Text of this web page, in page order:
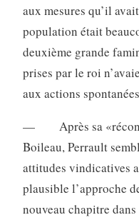
aux mesures qu’il
population était
deuxième grande
prises par le roi
aux actions
— Après sa
Boileau, Perrault
attitudes vindicatives
plausible l’approche
nouveau chapitre